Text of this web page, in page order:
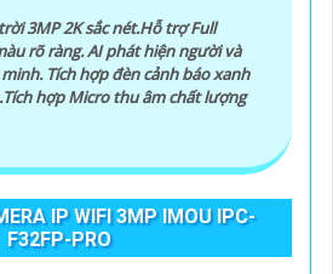
3MP 2K sắc nét.Hỗ trợ Full
rõ ràng. AI phát hiện người và
Tích hợp đèn cảnh báo xanh
hợp Micro thu âm chất lượng
IP WIFI 3MP IMOU IPC-
F32FP-PRO